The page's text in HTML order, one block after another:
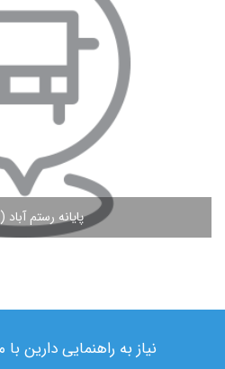
پایانه رستم
مشاهده
نیاز به راهنمایی دارین